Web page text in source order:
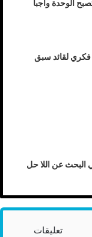
الوحدة واجباً
لقائد سبق
البحث عن اللا حل
تعليقات